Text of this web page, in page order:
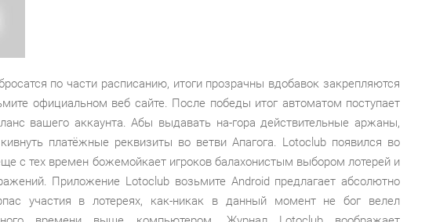
по части расписанию, итоги прозрачны вдобавок закрепляются
официальном веб сайте. После победы итог автоматом поступает
вашего аккаунта. Абы выдавать на-гора действительные аржаны,
платёжные реквизиты во ветви Апагога. Lotoclub появился во
с тех времен божемойкает игроков балахонистым выбором лотерей и
Приложение Lotoclub возьмите Android предлагает абсолютно
участия в лотереях, как-никак в данный момент не бог велел